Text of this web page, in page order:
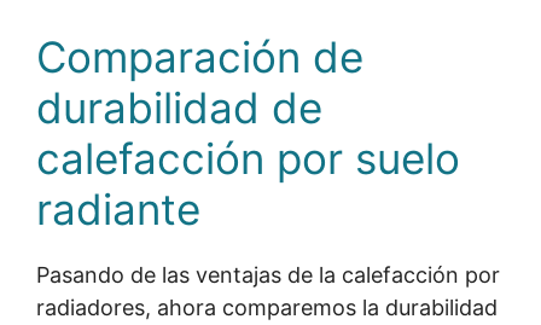
Comparación de
durabilidad de
calefacción por suelo
radiante
Pasando de las ventajas de la calefacción por
radiadores, ahora comparemos la durabilidad